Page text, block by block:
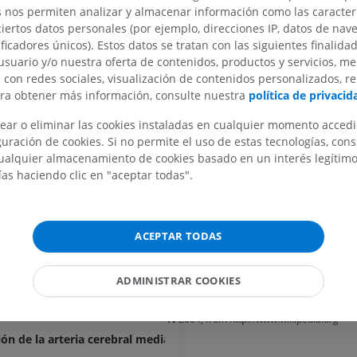
superior
posterior
anterior
anterior
media
de la arteria cerebral media
Ramas corticales superiores;
M2:ramas que irrigan la
lóbulos frontal y parietal, así
central (arteria orbitofrontal
del surco prefrontal, arterias
pre-rolándico [precentral] y
[central])
¿La traducción es
Referencias
This definition incorporates text from the
website - Wikipedia: The free
2004, from http://www.wikipedia.org
SUPERIOR
IRM del miembro superior
IRM
PREMIUM
IRM
IRM del carpo
IRM
MIEMBRO INFERIOR
Miembro
Ilustraciones
PREMIUM
inferior
Radiografía
GRATIS
IRM del
nos permiten analizar y almacenar información como las
datos personales (por ejemplo, direcciones IP, datos de
únicos). Estos datos se tratan con las siguientes
y/o nuestra oferta de contenidos, productos y servicios,
redes sociales, visualización de contenidos personalizados,
obtener más información, consulte nuestra política de
o eliminar las cookies instaladas en cualquier momento
de cookies. Si no permite el uso de estas tecnologías,
almacenamiento de cookies basado en un interés
haciendo clic en "aceptar todas".
ACEPTAR TODAS
ADMINISTRAR COOKIES